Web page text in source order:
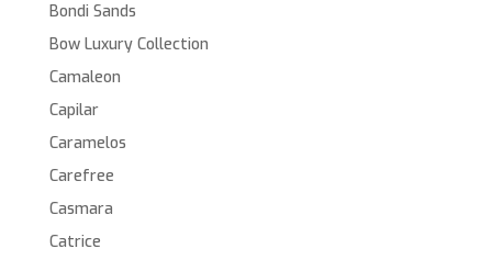
Bondi Sands
Bow Luxury Collection
Camaleon
Capilar
Caramelos
Carefree
Casmara
Catrice